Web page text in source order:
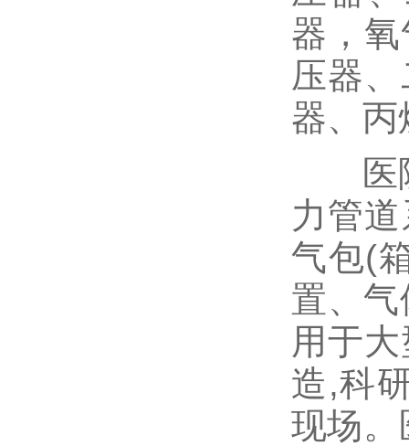
器，
压器
器、丙
医院
力管
气包(
置、
用于
造,科
现场。